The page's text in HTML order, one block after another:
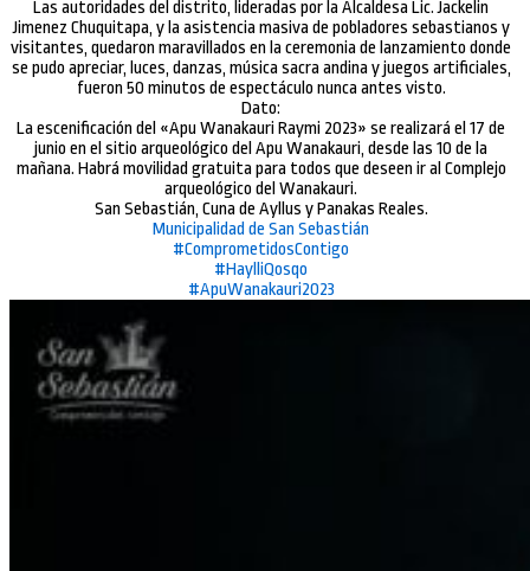
Las autoridades del distrito, lideradas por la Alcaldesa Lic. Jackelin
Jimenez Chuquitapa, y la asistencia masiva de pobladores sebastianos y
visitantes, quedaron maravillados en la ceremonia de lanzamiento donde
se pudo apreciar, luces, danzas, música sacra andina y juegos artificiales,
fueron 50 minutos de espectáculo nunca antes visto.
Dato:
La escenificación del «Apu Wanakauri Raymi 2023» se realizará el 17 de
junio en el sitio arqueológico del Apu Wanakauri, desde las 10 de la
mañana. Habrá movilidad gratuita para todos que deseen ir al Complejo
arqueológico del Wanakauri.
San Sebastián, Cuna de Ayllus y Panakas Reales.
Municipalidad de San Sebastián
#ComprometidosContigo
#HaylliQosqo
#ApuWanakauri2023